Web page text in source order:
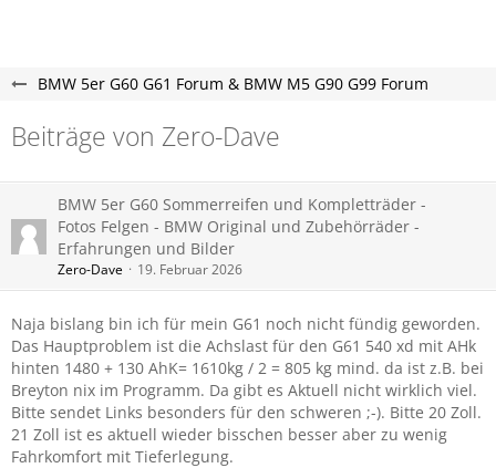
BMW 5er G60 G61 Forum & BMW M5 G90 G99 Forum
Beiträge von Zero-Dave
BMW 5er G60 Sommerreifen und Kompletträder -
Fotos Felgen - BMW Original und Zubehörräder -
Erfahrungen und Bilder
Zero-Dave 19. Februar 2026
Naja bislang bin ich für mein G61 noch nicht fündig geworden.
Das Hauptproblem ist die Achslast für den G61 540 xd mit AHk
hinten 1480 + 130 AhK= 1610kg / 2 = 805 kg mind. da ist z.B. bei
Breyton nix im Programm. Da gibt es Aktuell nicht wirklich viel.
Bitte sendet Links besonders für den schweren ;-). Bitte 20 Zoll.
21 Zoll ist es aktuell wieder bisschen besser aber zu wenig
Fahrkomfort mit Tieferlegung.